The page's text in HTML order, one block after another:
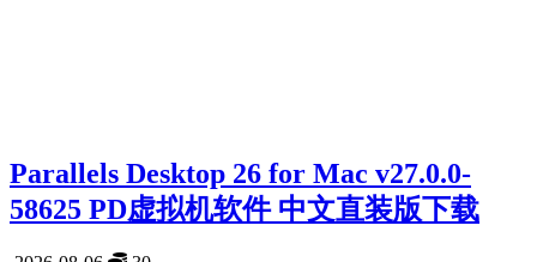
Parallels Desktop 26 for Mac v27.0.0-
58625 PD虚拟机软件 中文直装版下载